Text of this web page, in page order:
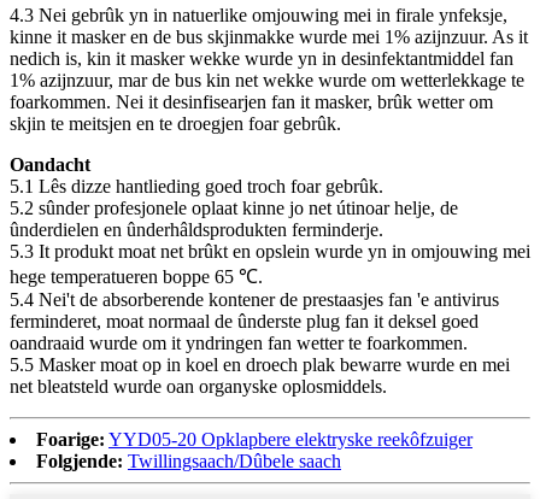
4.3 Nei gebrûk yn in natuerlike omjouwing mei in firale ynfeksje,
kinne it masker en de bus skjinmakke wurde mei 1% azijnzuur. As it
nedich is, kin it masker wekke wurde yn in desinfektantmiddel fan
1% azijnzuur, mar de bus kin net wekke wurde om wetterlekkage te
foarkommen. Nei it desinfisearjen fan it masker, brûk wetter om
skjin te meitsjen en te droegjen foar gebrûk.
Oandacht
5.1 Lês dizze hantlieding goed troch foar gebrûk.
5.2 sûnder profesjonele oplaat kinne jo net útinoar helje, de
ûnderdielen en ûnderhâldsprodukten ferminderje.
5.3 It produkt moat net brûkt en opslein wurde yn in omjouwing mei
hege temperatueren boppe 65 ℃.
5.4 Nei't de absorberende kontener de prestaasjes fan 'e antivirus
ferminderet, moat normaal de ûnderste plug fan it deksel goed
oandraaid wurde om it yndringen fan wetter te foarkommen.
5.5 Masker moat op in koel en droech plak bewarre wurde en mei
net bleatsteld wurde oan organyske oplosmiddels.
Foarige: YYD05-20 Opklapbere elektryske reekôfzuiger
Folgjende: Twillingsaach/Dûbele saach